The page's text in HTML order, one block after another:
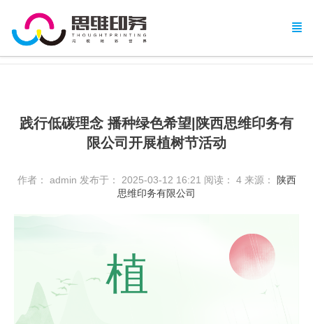
践行低碳理念 播种绿色希望|陕西思维印务有
限公司开展植树节活动
作者： admin 发布于： 2025-03-12 16:21 阅读： 4 来源：
陕西
思维印务有限公司
植